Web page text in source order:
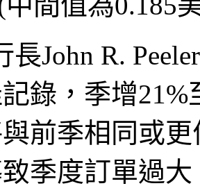
長John R.
錄，季增
前季相同或
季度訂單過